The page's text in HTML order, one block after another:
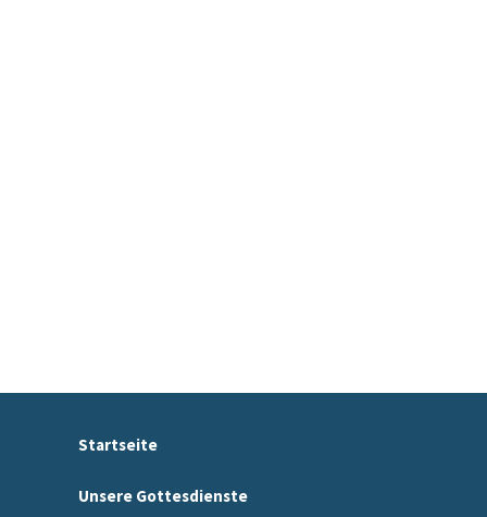
Startseite
Unsere Gottesdienste